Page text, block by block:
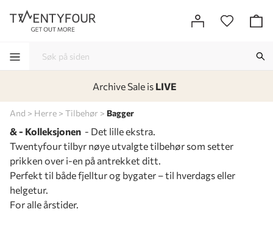
And Herre Tilbehør Bagger
& - Kolleksjonen - Det lille ekstra.
Twentyfour tilbyr nøye utvalgte tilbehør som setter
prikken over i-en på antrekket ditt.
Perfekt til både fjelltur og bygater – til hverdags eller
helgetur.
For alle årstider.
Archive Sale is LIVE
-
-
-
-